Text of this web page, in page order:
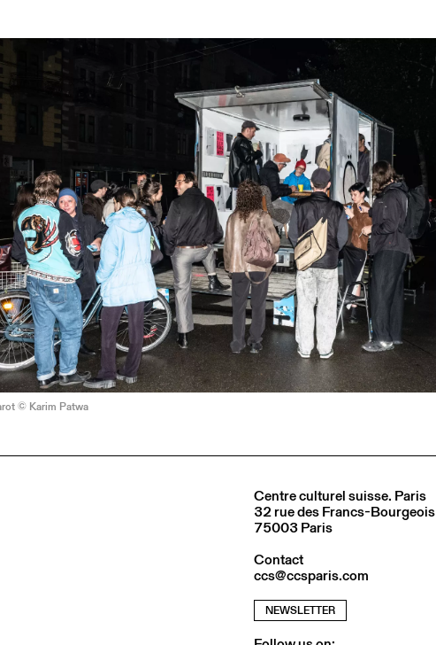
© Karim Patwa
Centre culturel suisse. Paris
32 rue des Francs-Bourgeois
75003 Paris
Contact
ccs@ccsparis.com
NEWSLETTER